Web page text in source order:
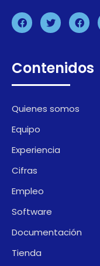
Contenidos
Quienes somos
Equipo
Experiencia
Cifras
Empleo
Software
Documentación
Tienda